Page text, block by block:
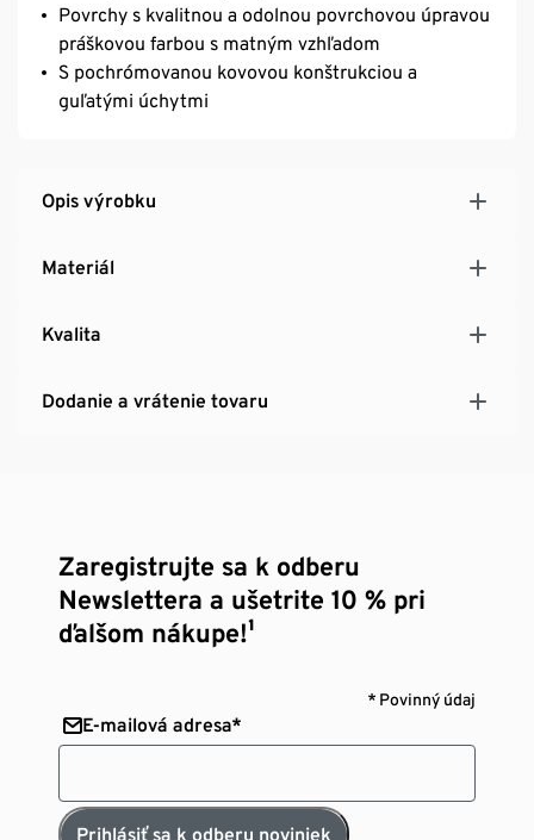
Povrchy s kvalitnou a odolnou povrchovou úpravou
práškovou farbou s matným vzhľadom
S pochrómovanou kovovou konštrukciou a
guľatými úchytmi
Opis výrobku
Materiál
Kvalita
Dodanie a vrátenie tovaru
Zaregistrujte sa k odberu
Newslettera a ušetrite 10 % pri
ďalšom nákupe!¹
* Povinný údaj
E-mailová adresa*
Prihlásiť sa k odberu noviniek